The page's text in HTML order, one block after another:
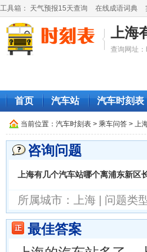
工具箱： 天气预报15天查询 在线成语词典
上海
查询网址
首页 汽车站 汽车时刻表
当前位置： 汽车时刻表 > 乘车问答 > 上
咨询问题
上海有几个汽车站哪个离浦东新
所属城市：上海 | 问题类
最佳答案